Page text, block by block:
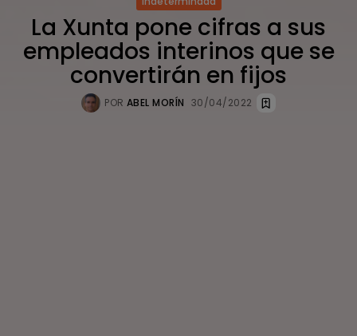
La Xunta pone cifras a sus
empleados interinos que se
convertirán en fijos
POR ABEL MORÍN 30/04/2022